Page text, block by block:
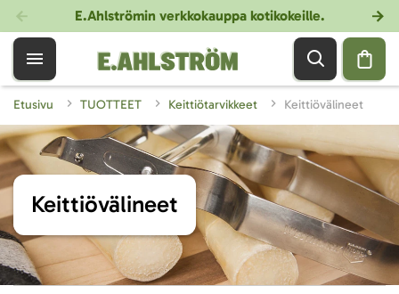
E.Ahlströmin verkkokauppa kotikokeille.
Etusivu TUOTTEET Keittiötarvikkeet Keittiövälineet
Keittiövälineet